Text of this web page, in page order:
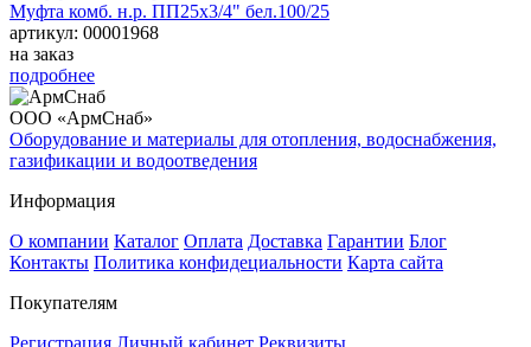
Муфта комб. н.р. ПП25х3/4" бел.100/25
артикул: 00001968
на заказ
подробнее
ООО «АрмСнаб»
Оборудование и материалы для отопления, водоснабжения,
газификации и водоотведения
Информация
О компании Каталог Оплата Доставка Гарантии Блог
Контакты Политика конфидециальности Карта сайта
Покупателям